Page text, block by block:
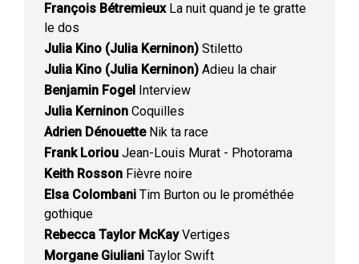
François BétremieuxLa nuit quand je te gratte
le dos
Julia Kino (Julia Kerninon) Stiletto
Julia Kino (Julia Kerninon) Adieu la chair
Benjamin Fogel Interview
Julia Kerninon Coquilles
Adrien DénouetteNik ta race
Frank Loriou Jean-Louis Murat - Photorama
Keith Rosson Fièvre noire
Elsa Colombani Tim Burton ou le prométhée
gothique
Rebecca Taylor McKayVertiges
Morgane Giuliani Taylor Swift